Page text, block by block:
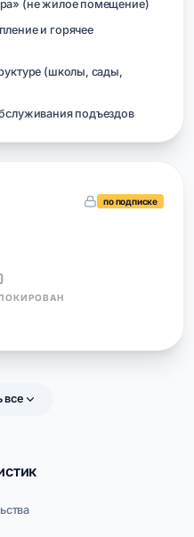
(не жилое помещение)
и горячее
(школы, сады,
подъездов
по подписке
все